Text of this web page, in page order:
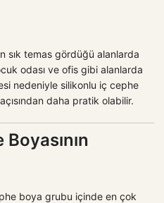
sık temas gördüğü alanlarda
odası ve ofis gibi alanlarda
nedeniyle silikonlu iç cephe
daha pratik olabilir.
boya grubu içinde en çok